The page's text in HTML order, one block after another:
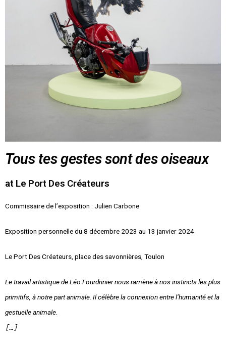
Tous tes gestes sont des oiseaux
at Le Port Des Créateurs
Commissaire de l’exposition : Julien Carbone
Exposition personnelle du 8 décembre 2023 au 13 janvier 2024
Le Port Des Créateurs, place des savonnières, Toulon
Le travail artistique de Léo Fourdrinier nous ramène à nos instincts les plus
primitifs, à notre part animale. Il célèbre la connexion entre l’humanité et la
gestuelle animale.
[…]